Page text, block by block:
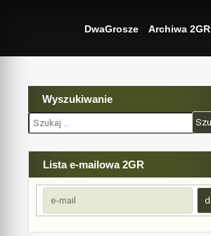
DwaGrosze Archiwa 2GR
Wyszukiwanie
Szukaj:
Lista e-mailowa 2GR